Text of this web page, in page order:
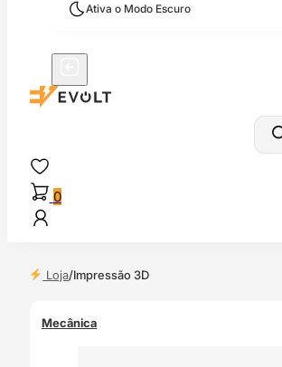
Ativa o Modo Escuro
0
Loja/Impressão 3D
Mecânica